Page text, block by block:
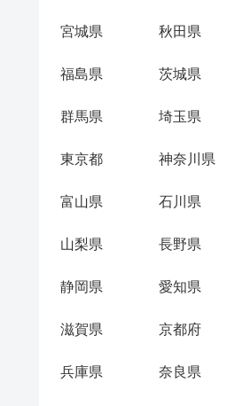
宮城県 秋田県
福島県 茨城県
群馬県 埼玉県
東京都 神奈川県
富山県 石川県
山梨県 長野県
静岡県 愛知県
滋賀県 京都府
兵庫県 奈良県